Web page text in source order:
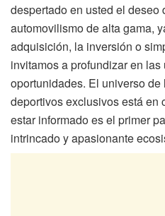
despertado en usted el deseo
automovilismo de alta gama,
adquisición, la inversión o
invitamos a profundizar en
oportunidades. El universo
deportivos exclusivos está en
estar informado es el primer
intrincado y apasionante